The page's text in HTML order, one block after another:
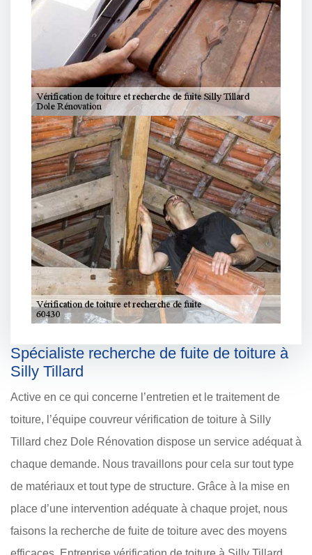
Spécialiste recherche de fuite de toiture à
Silly Tillard
Active en ce qui concerne l’entretien et le traitement de
toiture, l’équipe couvreur vérification de toiture à Silly
Tillard chez Dole Rénovation dispose un service adéquat à
chaque demande. Nous travaillons pour cela sur tout type
de matériaux et tout type de structure. Grâce à la mise en
place d’une intervention adéquate à chaque projet, nous
faisons la recherche de fuite de toiture avec des moyens